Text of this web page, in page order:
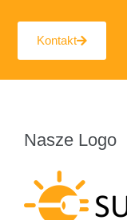
Kontakt
Nasze Logo